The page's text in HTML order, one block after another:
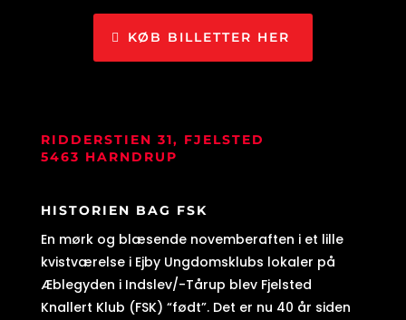
KØB BILLETTER HER
RIDDERSTIEN 31, FJELSTED
5463 HARNDRUP
HISTORIEN BAG FSK
En mørk og blæsende novemberaften i et lille
kvistværelse i Ejby Ungdomsklubs lokaler på
Æblegyden i Indslev/-Tårup blev Fjelsted
Knallert Klub (FSK) “født”. Det er nu 40 år siden